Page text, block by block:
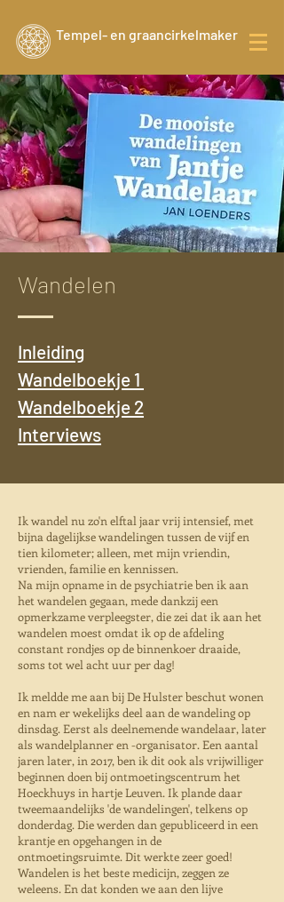
Tempel- en graancirkelmaker
Wandelen
Inleiding
Wandelboekje 1
Wandelboekje 2
Interviews
Ik wandel nu zo'n elftal jaar vrij intensief, met
bijna dagelijkse wandelingen tussen de vijf en
tien kilometer; alleen, met mijn vriendin,
vrienden, familie en kennissen.
Na mijn opname in de psychiatrie ben ik aan
het wandelen gegaan, mede dankzij een
opmerkzame verpleegster, die zei dat ik aan het
wandelen moest omdat ik op de afdeling
constant rondjes op de binnenkoer draaide,
soms tot wel acht uur per dag!
Ik meldde me aan bij De Hulster beschut wonen
en nam er wekelijks deel aan de wandeling op
dinsdag. Eerst als deelnemende wandelaar, later
als wandelplanner en -organisator. Een aantal
jaren later, in 2017, ben ik dit ook als vrijwilliger
beginnen doen bij ontmoetingscentrum het
Hoeckhuys in hartje Leuven. Ik plande daar
tweemaandelijks 'de wandelingen', telkens op
donderdag. Die werden dan gepubliceerd in een
krantje en opgehangen in de
ontmoetingsruimte. Dit werkte zeer goed!
Wandelen is het beste medicijn, zeggen ze
weleens. En dat konden we aan den lijve